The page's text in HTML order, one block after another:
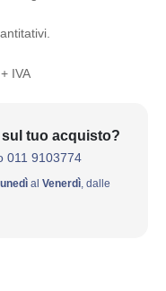
IVA
tuo acquisto?
011 9103774
al Venerdì , dalle